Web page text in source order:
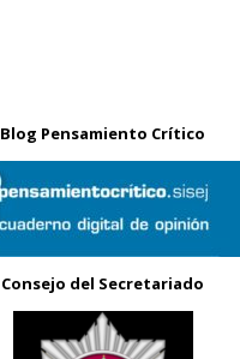
Blog Pensamiento Crítico
Consejo del Secretariado